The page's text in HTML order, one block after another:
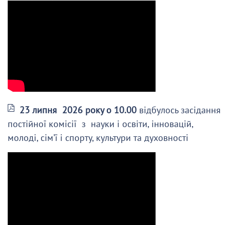
23 липня 2026 року о 10.00 відбулось засідання
постійної комісії з науки і освіти, інновацій,
молоді, сім’ї і спорту, культури та духовності